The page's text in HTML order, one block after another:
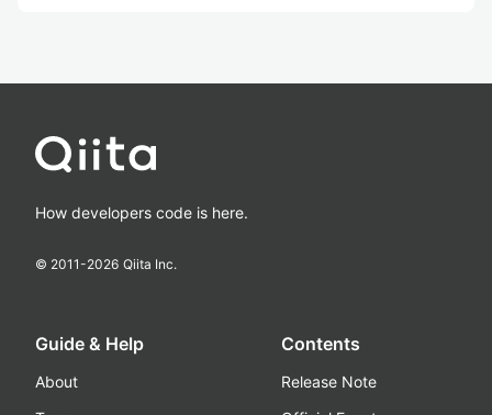
How developers code is here.
© 2011-2026 Qiita Inc.
Guide & Help
About
Contents
Release Note